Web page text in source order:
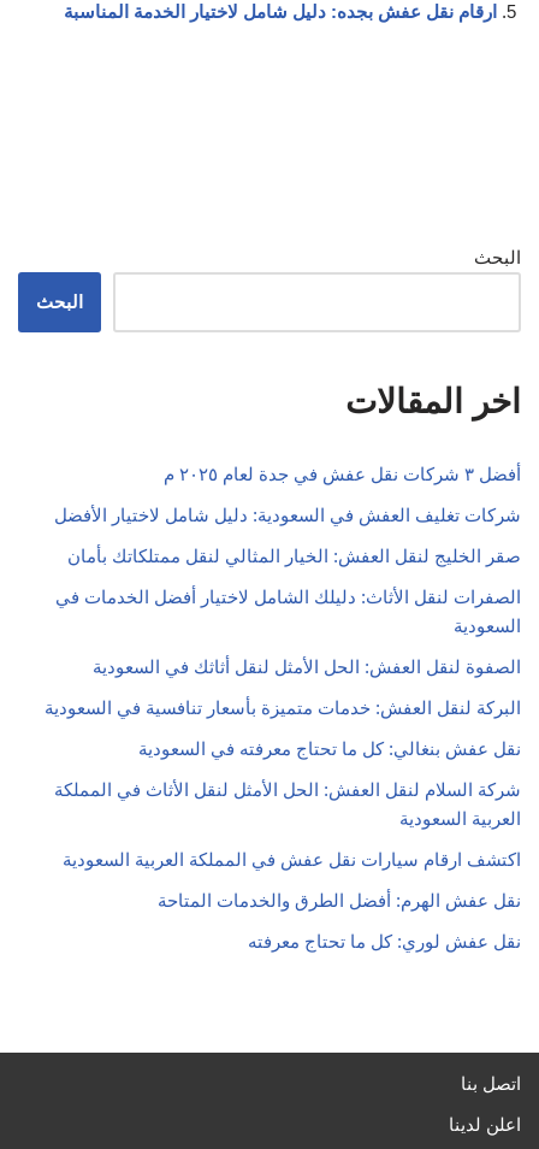
ارقام نقل عفش بجده: دليل شامل لاختيار الخدمة المناسبة
البحث
البحث
اخر المقالات
أفضل ٣ شركات نقل عفش في جدة لعام ٢٠٢٥ م
شركات تغليف العفش في السعودية: دليل شامل لاختيار الأفضل
صقر الخليج لنقل العفش: الخيار المثالي لنقل ممتلكاتك بأمان
الصفرات لنقل الأثاث: دليلك الشامل لاختيار أفضل الخدمات في
السعودية
الصفوة لنقل العفش: الحل الأمثل لنقل أثاثك في السعودية
البركة لنقل العفش: خدمات متميزة بأسعار تنافسية في السعودية
نقل عفش بنغالي: كل ما تحتاج معرفته في السعودية
شركة السلام لنقل العفش: الحل الأمثل لنقل الأثاث في المملكة
العربية السعودية
اكتشف ارقام سيارات نقل عفش في المملكة العربية السعودية
نقل عفش الهرم: أفضل الطرق والخدمات المتاحة
نقل عفش لوري: كل ما تحتاج معرفته
اتصل بنا
اعلن لدينا